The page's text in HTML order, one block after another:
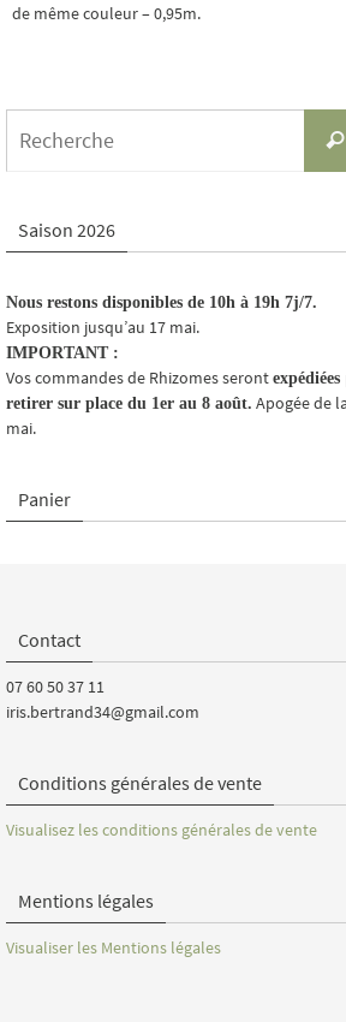
de même couleur – 0,95m.
Saison 2026
Nous restons disponibles de 10h à 19h 7j/7.
Exposition jusqu’au 17 mai.
IMPORTANT :
Vos commandes de Rhizomes seront expédiées
retirer sur place du 1er au 8 août. Apogée de
mai.
Panier
Contact
07 60 50 37 11
iris.bertrand34@gmail.com
Conditions générales de vente
Visualisez les conditions générales de vente
Mentions légales
Visualiser les Mentions légales